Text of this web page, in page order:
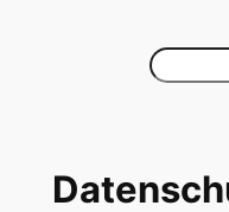
Suchen